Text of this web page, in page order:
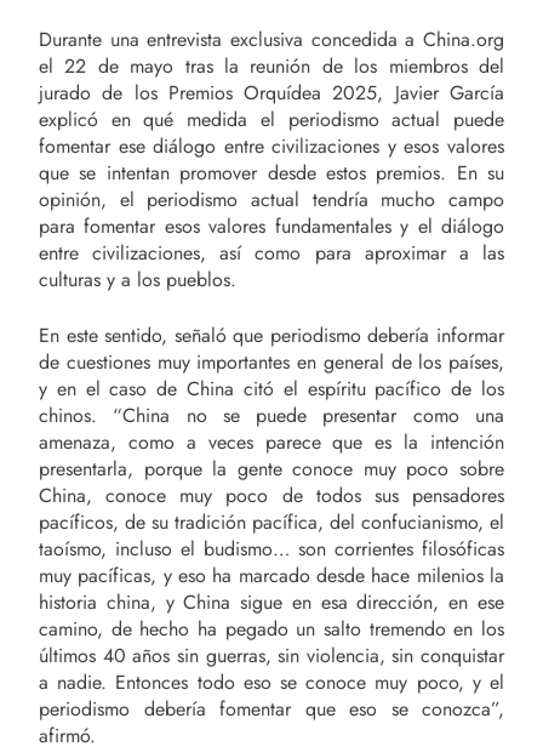
Durante una entrevista exclusiva concedida a China.org
el 22 de mayo tras la reunión de los miembros del
jurado de los Premios Orquídea 2025, Javier García
explicó en qué medida el periodismo actual puede
fomentar ese diálogo entre civilizaciones y esos valores
que se intentan promover desde estos premios. En su
opinión, el periodismo actual tendría mucho campo
para fomentar esos valores fundamentales y el diálogo
entre civilizaciones, así como para aproximar a las
culturas y a los pueblos.
En este sentido, señaló que periodismo debería informar
de cuestiones muy importantes en general de los países,
y en el caso de China citó el espíritu pacífico de los
chinos. “China no se puede presentar como una
amenaza, como a veces parece que es la intención
presentarla, porque la gente conoce muy poco sobre
China, conoce muy poco de todos sus pensadores
pacíficos, de su tradición pacífica, del confucianismo, el
taoísmo, incluso el budismo… son corrientes filosóficas
muy pacíficas, y eso ha marcado desde hace milenios la
historia china, y China sigue en esa dirección, en ese
camino, de hecho ha pegado un salto tremendo en los
últimos 40 años sin guerras, sin violencia, sin conquistar
a nadie. Entonces todo eso se conoce muy poco, y el
periodismo debería fomentar que eso se conozca”,
afirmó.